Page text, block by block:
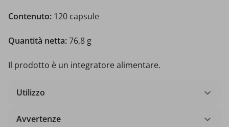
Contenuto: 120 capsule
Quantità netta:76,8 g
Il prodotto è un integratore alimentare.
Utilizzo
Avvertenze